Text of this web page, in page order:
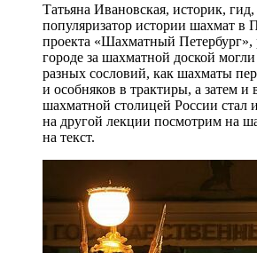
Татьяна Ивановская, историк, гид,
популяризатор истории шахмат в
проекта «Шахматный Петербург»,
городе за шахматной доской
разных сословий, как шахматы
и особняков в трактиры, а затем
шахматной столицей России стал
на другой лекции посмотрим на
на текст.